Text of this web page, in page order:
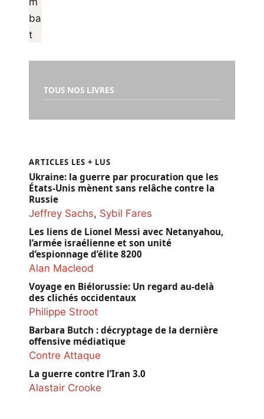
TOUS NOS LIVRES
ARTICLES LES + LUS
Ukraine: la guerre par procuration que les
États-Unis mènent sans relâche contre la
Russie
Jeffrey Sachs, Sybil Fares
Les liens de Lionel Messi avec Netanyahou,
l’armée israélienne et son unité
d’espionnage d’élite 8200
Alan Macleod
Voyage en Biélorussie: Un regard au-delà
des clichés occidentaux
Philippe Stroot
Barbara Butch : décryptage de la dernière
offensive médiatique
Contre Attaque
La guerre contre l’Iran 3.0
Alastair Crooke